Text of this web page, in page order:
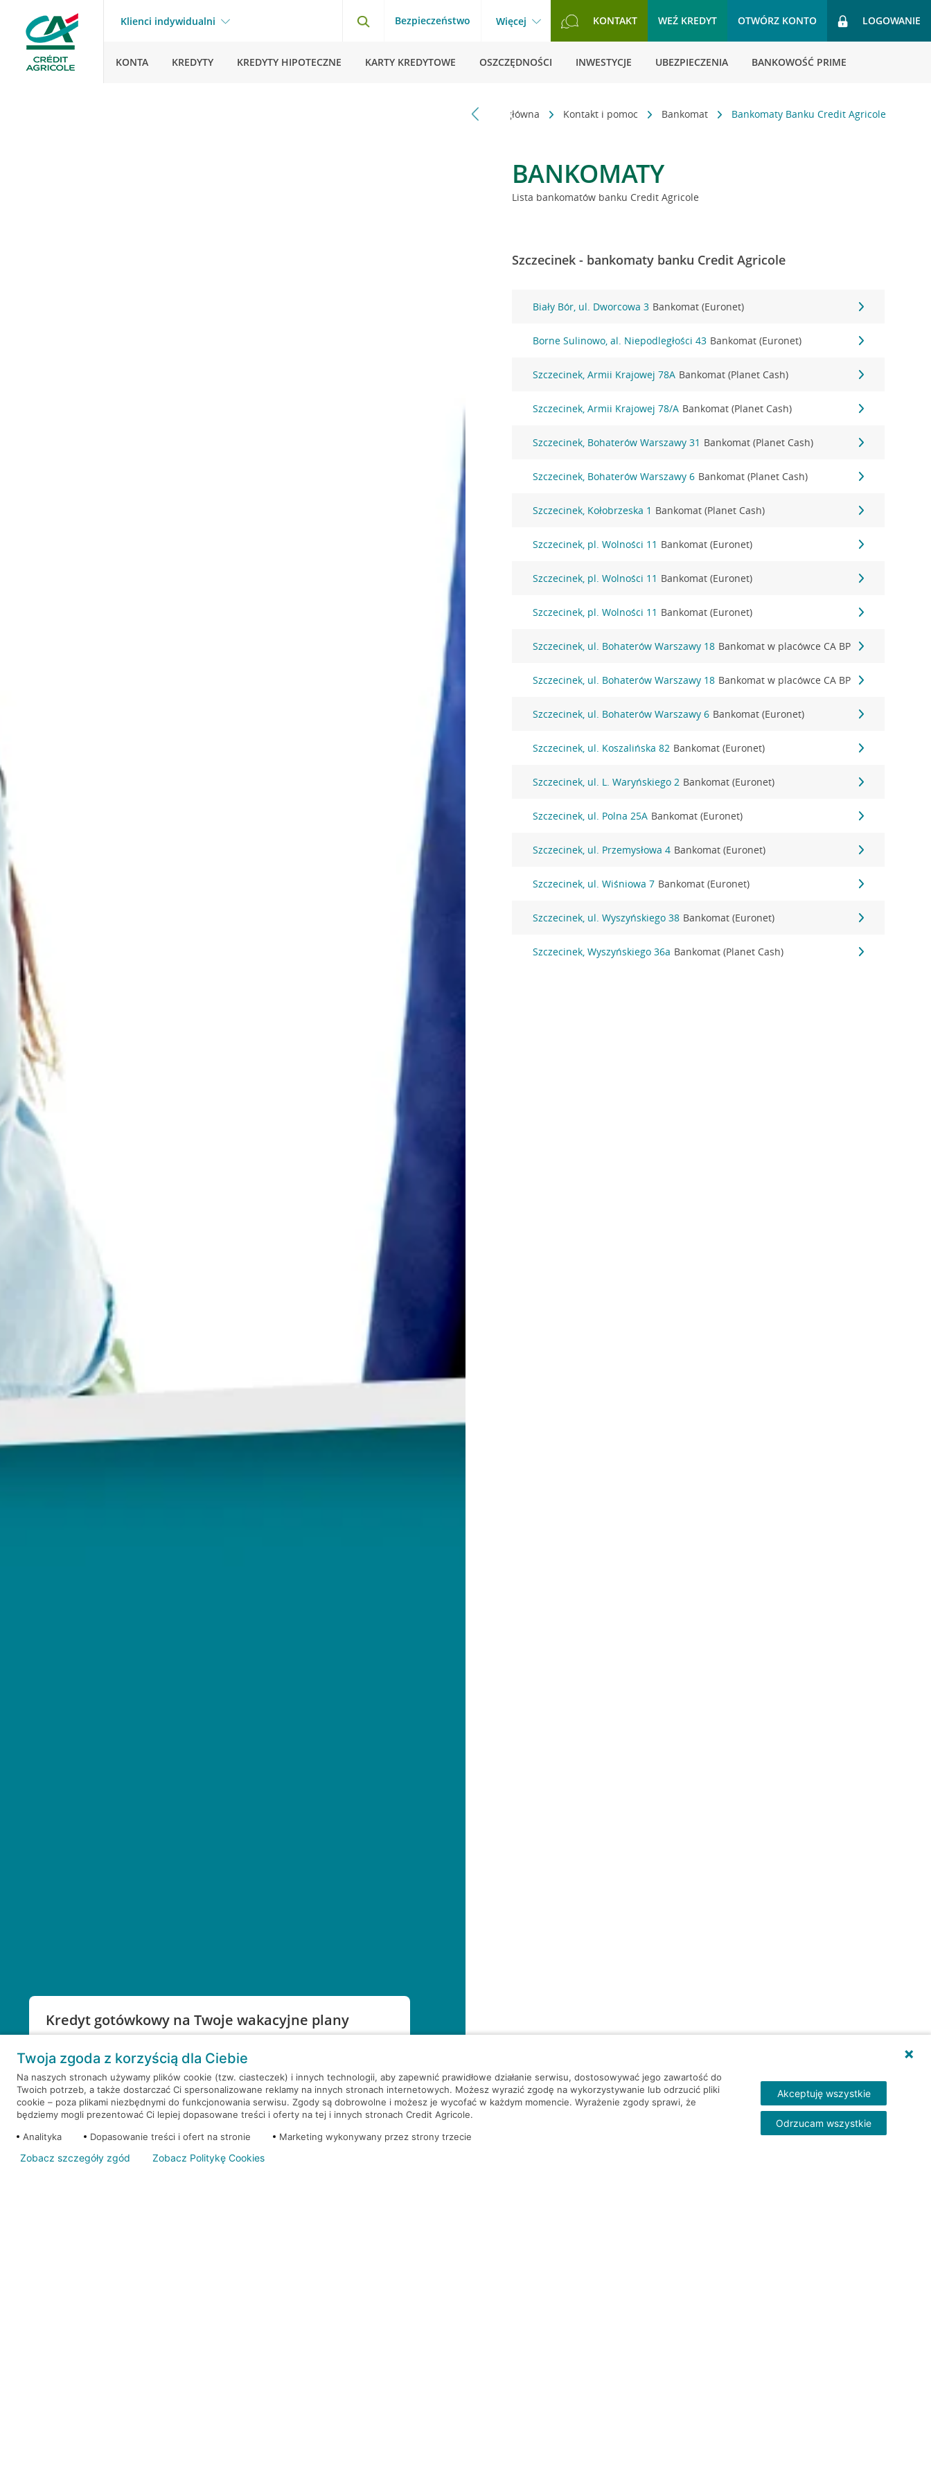
Klienci indywidualni Bezpieczeństwo Więcej KONTAKT WEŹ KREDYT OTWÓRZ KONTO LOGOWANIE
KONTA KREDYTY KREDYTY HIPOTECZNE KARTY KREDYTOWE OSZCZĘDNOŚCI INWESTYCJE UBEZPIECZENIA BANKOWOŚĆ PRIME
Kredyt gotówkowy na Twoje wakacyjne plany
RRSO: 9,6%
WEŹ KREDYT NOTA PRAWNA
Strona główna Kontakt i pomoc Bankomat Bankomaty Banku Credit Agricole
BANKOMATY
Lista bankomatów banku Credit Agricole
Szczecinek - bankomaty banku Credit Agricole
Biały Bór, ul. Dworcowa 3 Bankomat (Euronet)
Borne Sulinowo, al. Niepodległości 43 Bankomat (Euronet)
Szczecinek, Armii Krajowej 78A Bankomat (Planet Cash)
Szczecinek, Armii Krajowej 78/A Bankomat (Planet Cash)
Szczecinek, Bohaterów Warszawy 31 Bankomat (Planet Cash)
Szczecinek, Bohaterów Warszawy 6 Bankomat (Planet Cash)
Szczecinek, Kołobrzeska 1 Bankomat (Planet Cash)
Szczecinek, pl. Wolności 11 Bankomat (Euronet)
Szczecinek, pl. Wolności 11 Bankomat (Euronet)
Szczecinek, pl. Wolności 11 Bankomat (Euronet)
Szczecinek, ul. Bohaterów Warszawy 18 Bankomat w placówce CA BP
Szczecinek, ul. Bohaterów Warszawy 18 Bankomat w placówce CA BP
Szczecinek, ul. Bohaterów Warszawy 6 Bankomat (Euronet)
Szczecinek, ul. Koszalińska 82 Bankomat (Euronet)
Szczecinek, ul. L. Waryńskiego 2 Bankomat (Euronet)
Szczecinek, ul. Polna 25A Bankomat (Euronet)
Szczecinek, ul. Przemysłowa 4 Bankomat (Euronet)
Szczecinek, ul. Wiśniowa 7 Bankomat (Euronet)
Szczecinek, ul. Wyszyńskiego 38 Bankomat (Euronet)
Szczecinek, Wyszyńskiego 36a Bankomat (Planet Cash)
Twoja zgoda z korzyścią dla Ciebie
Na naszych stronach używamy plików cookie (tzw. ciasteczek) i innych technologii, aby zapewnić prawidłowe działanie serwisu, dostosowywać jego zawartość do
Twoich potrzeb, a także dostarczać Ci spersonalizowane reklamy na innych stronach internetowych. Możesz wyrazić zgodę na wykorzystywanie lub odrzucić pliki
cookie – poza plikami niezbędnymi do funkcjonowania serwisu. Zgody są dobrowolne i możesz je wycofać w każdym momencie. Wyrażenie zgody sprawi, że
będziemy mogli prezentować Ci lepiej dopasowane treści i oferty na tej i innych stronach Credit Agricole.
Analityka
Dopasowanie treści i ofert na stronie Marketing wykonywany przez strony trzecie
Akceptuję wszystkie
Odrzucam wszystkie
Zobacz szczegóły zgód Zobacz Politykę Cookies